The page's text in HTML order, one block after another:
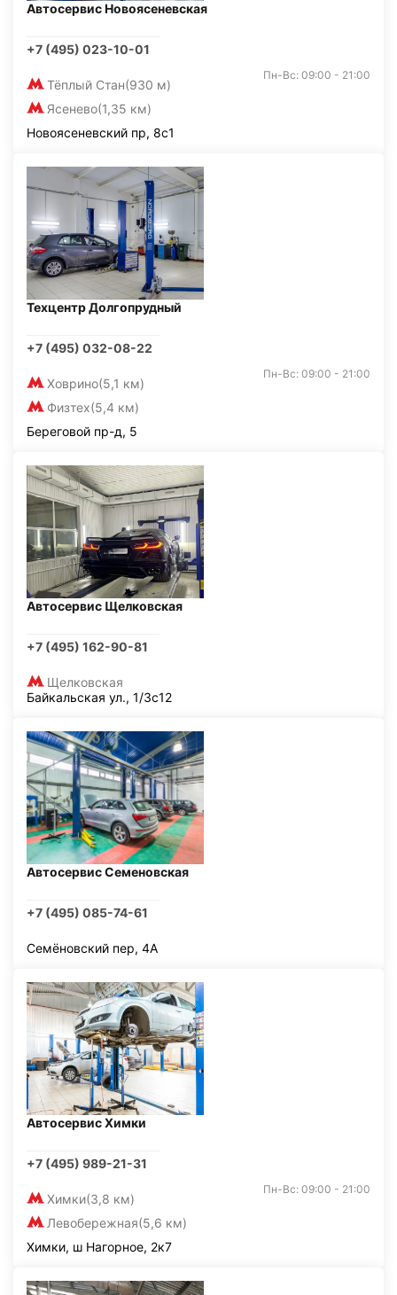
Автосервис Новоясеневская
+7 (495) 023-10-01
Тёплый Стан(930 м)
Ясенево(1,35 км)
Пн-Вс: 09:00 - 21:00
Новоясеневский пр, 8с1
Техцентр Долгопрудный
+7 (495) 032-08-22
Ховрино(5,1 км)
Физтех(5,4 км)
Пн-Вс: 09:00 - 21:00
Береговой пр-д, 5
Автосервис Щелковская
+7 (495) 162-90-81
Щелковская
Байкальская ул., 1/3с12
Автосервис Семеновская
+7 (495) 085-74-61
Семёновский пер, 4А
Автосервис Химки
+7 (495) 989-21-31
Химки(3,8 км)
Левобережная(5,6 км)
Пн-Вс: 09:00 - 21:00
Химки, ш Нагорное, 2к7